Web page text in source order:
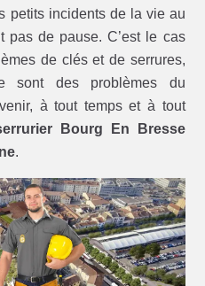
petits incidents de la vie au
pas de pause. C’est le cas
de clés et de serrures,
sont des problèmes du
à tout temps et à tout
Bourg En Bresse
.